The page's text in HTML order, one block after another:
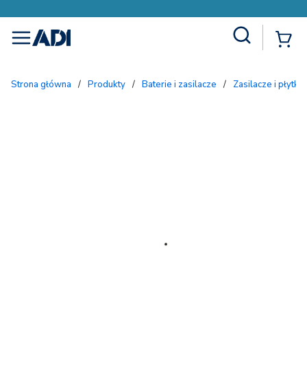
menu
Strona główna / Produkty / Baterie i zasilacze / Zasilacze i płytki